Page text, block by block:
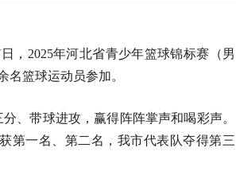
，2025年河北省青少年篮球锦标赛（男
名篮球运动员参加。
、带球进攻，赢得阵阵掌声和喝彩声。
第一名、第二名，我市代表队夺得第三